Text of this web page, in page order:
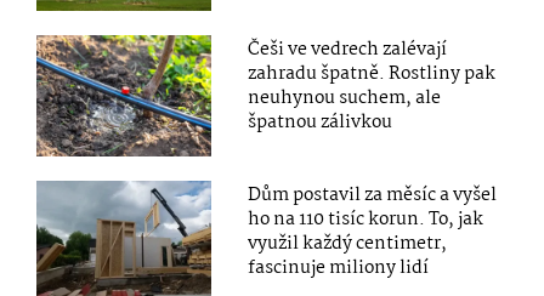
Češi ve vedrech zalévají
zahradu špatně. Rostliny pak
neuhynou suchem, ale
špatnou zálivkou
Dům postavil za měsíc a vyšel
ho na 110 tisíc korun. To, jak
využil každý centimetr,
fascinuje miliony lidí